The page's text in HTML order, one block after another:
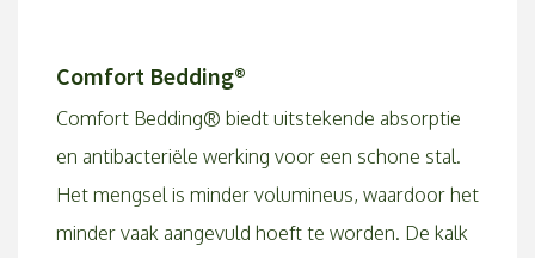
Comfort Bedding®
Comfort Bedding® biedt uitstekende absorptie
en antibacteriële werking voor een schone stal.
Het mengsel is minder volumineus, waardoor het
minder vaak aangevuld hoeft te worden. De kalk